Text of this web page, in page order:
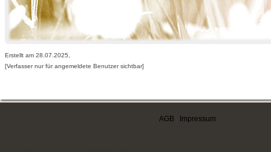
Erstellt am 28.07.2025,
[Verfasser nur für angemeldete Benutzer sichtbar]
AGB Impressum